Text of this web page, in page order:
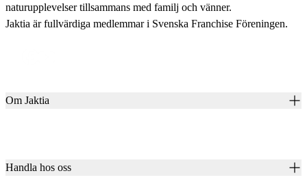
naturupplevelser tillsammans med familj och vänner.
Jaktia är fullvärdiga medlemmar i Svenska Franchise Föreningen.
Om Jaktia
Karriär
Handla hos oss